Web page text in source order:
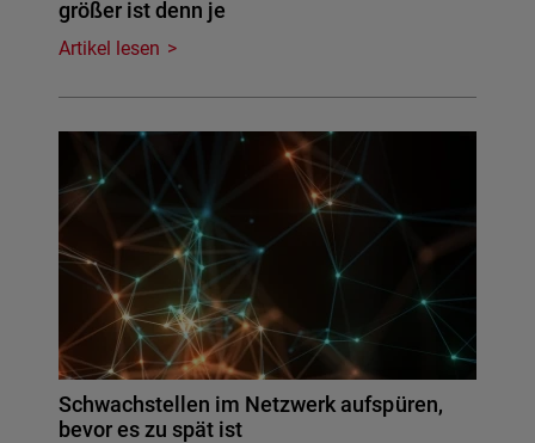
größer ist denn je
Artikel lesen
Schwachstellen im Netzwerk aufspüren,
bevor es zu spät ist